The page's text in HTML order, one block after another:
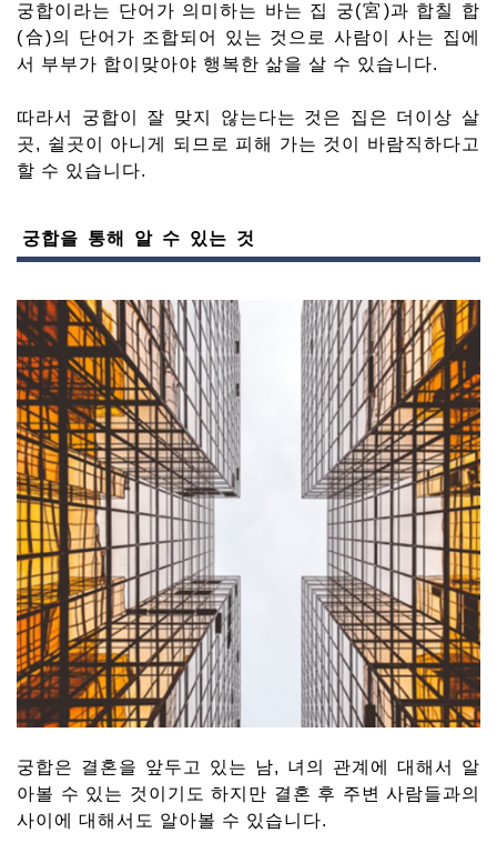
궁합이라는 단어가 의미하는 바는 집 궁(宮)과 합칠 합
(合)의 단어가 조합되어 있는 것으로 사람이 사는 집에
서 부부가 합이맞아야 행복한 삶을 살 수 있습니다.
따라서 궁합이 잘 맞지 않는다는 것은 집은 더이상 살
곳, 쉴곳이 아니게 되므로 피해 가는 것이 바람직하다고
할 수 있습니다.
궁합을 통해 알 수 있는 것
궁합은 결혼을 앞두고 있는 남, 녀의 관계에 대해서 알
아볼 수 있는 것이기도 하지만 결혼 후 주변 사람들과의
사이에 대해서도 알아볼 수 있습니다.